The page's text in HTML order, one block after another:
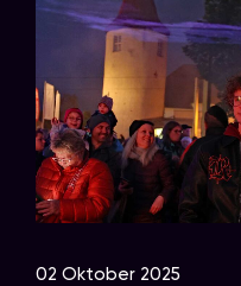
02 Oktober 2025